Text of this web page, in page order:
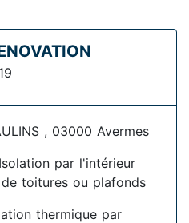
, 03000 Avermes
Isolation par l'intérieur
toitures ou plafonds
thermique par